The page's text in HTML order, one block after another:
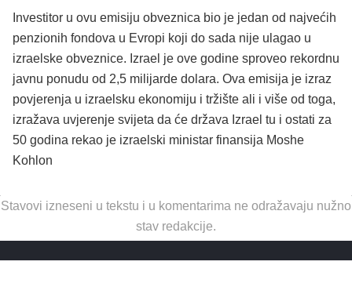
Investitor u ovu emisiju obveznica bio je jedan od najvećih
penzionih fondova u Evropi koji do sada nije ulagao u
izraelske obveznice. Izrael je ove godine sproveo rekordnu
javnu ponudu od 2,5 milijarde dolara. Ova emisija je izraz
povjerenja u izraelsku ekonomiju i tržište ali i više od toga,
izražava uvjerenje svijeta da će država Izrael tu i ostati za
50 godina rekao je izraelski ministar finansija Moshe
Kohlon
Stavovi izneseni u tekstu i u komentarima ne odražavaju nužno
stav redakcije.